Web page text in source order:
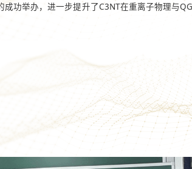
功举办，进一步提升了C3NT在重离子物理与